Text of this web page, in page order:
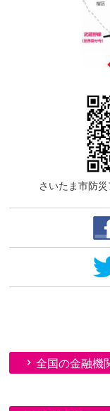
さいたま市防災
全国の金融機